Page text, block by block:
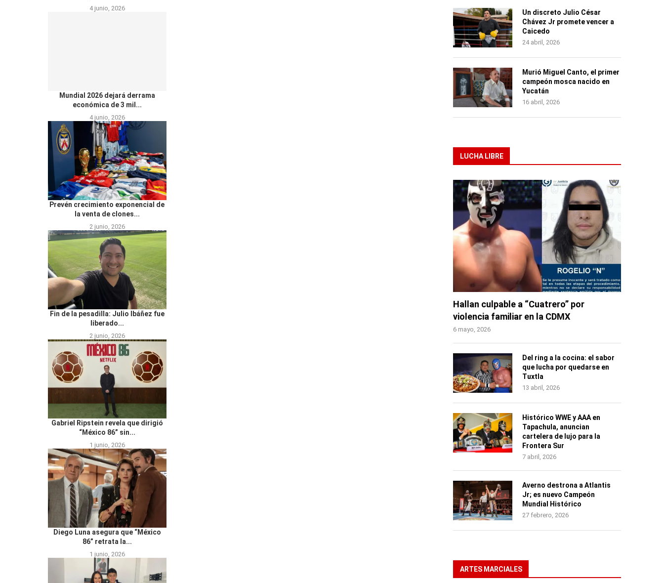
4 junio, 2026
Mundial 2026 dejará derrama
económica de 3 mil...
4 junio, 2026
Prevén crecimiento exponencial de
la venta de clones...
2 junio, 2026
Fin de la pesadilla: Julio Ibáñez fue
liberado...
2 junio, 2026
Gabriel Ripstein revela que dirigió
“México 86” sin...
1 junio, 2026
Diego Luna asegura que “México
86” retrata la...
1 junio, 2026
Un discreto Julio César
Chávez Jr promete vencer a
Caicedo
24 abril, 2026
Murió Miguel Canto, el primer
campeón mosca nacido en
Yucatán
16 abril, 2026
LUCHA LIBRE
Hallan culpable a “Cuatrero” por
violencia familiar en la CDMX
6 mayo, 2026
Del ring a la cocina: el sabor
que lucha por quedarse en
Tuxtla
13 abril, 2026
Histórico WWE y AAA en
Tapachula, anuncian
cartelera de lujo para la
Frontera Sur
7 abril, 2026
Averno destrona a Atlantis
Jr; es nuevo Campeón
Mundial Histórico
27 febrero, 2026
ARTES MARCIALES